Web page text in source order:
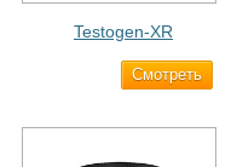
Testogen-XR
Cмотреть